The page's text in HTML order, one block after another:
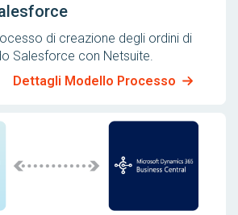
di creazione degli ordini di
Salesforce con Netsuite.
Dettagli Modello Processo